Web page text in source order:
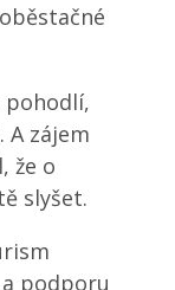
pohodlí,
zájem
že o
slyšet.
podporu